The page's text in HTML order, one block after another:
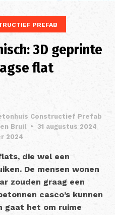
PREFAB
3D geprinte
flat
Constructief Prefab
Bruil • 31 augustus 2024
2024
die wel een
De mensen wonen
zouden graag een
casco’s kunnen
gaat het om ruime